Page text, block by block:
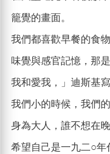
籠覺的畫面。
我們都喜歡早餐的食
味覺與感官記憶，那
我和愛我，」迪斯基
我們小的時候，我們
身為大人，誰不想在
希望自己是一九二○年